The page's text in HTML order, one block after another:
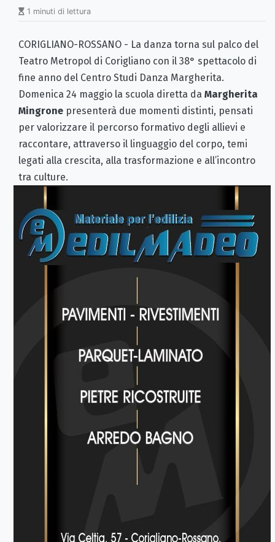
1 minuti di lettura
CORIGLIANO-ROSSANO - La danza torna sul palco del
Teatro Metropol di Corigliano con il 38° spettacolo di
fine anno del Centro Studi Danza Margherita.
Domenica 24 maggio la scuola diretta da Margherita
Mingrone presenterà due momenti distinti, pensati
per valorizzare il percorso formativo degli allievi e
raccontare, attraverso il linguaggio del corpo, temi
legati alla crescita, alla trasformazione e all’incontro
tra culture.